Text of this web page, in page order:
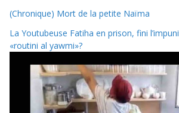
(Chronique) Mort de la petite Naïma
La Youtubeuse Fatiha en prison, fini
«routini al yawmi»?